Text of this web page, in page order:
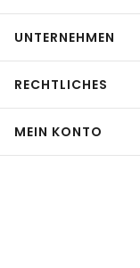
UNTERNEHMEN
RECHTLICHES
MEIN KONTO